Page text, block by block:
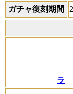
ガチャ復刻期間
ラ